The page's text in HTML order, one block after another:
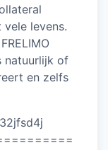
levens.
natuurlijk of
en zelfs